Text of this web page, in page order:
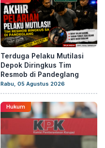
Terduga Pelaku Mutilasi
Depok Diringkus Tim
Resmob di Pandeglang
Rabu, 05 Agustus 2026
Hukum